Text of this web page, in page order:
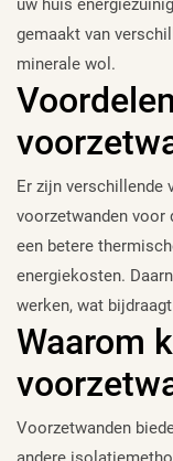
uw huis
gemaakt van
minerale wol.
Er zijn verschillende
voorzetwanden voor
een betere
energiekosten.
werken, wat
Waarom
Voorzetwanden